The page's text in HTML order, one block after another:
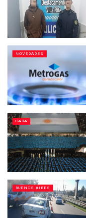
NOVEDADES
CABA
BUENOS AIRES